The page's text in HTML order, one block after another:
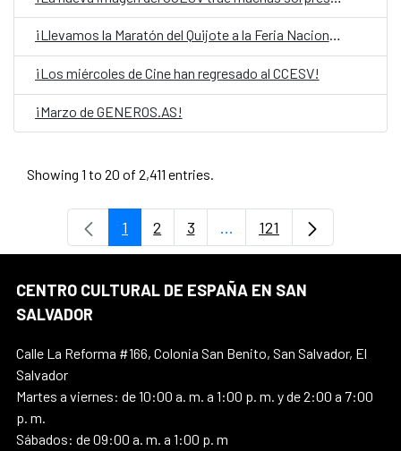
¡Llevamos la Maratón del Quijote a la Feria Nacional del libro!
¡Los miércoles de Cine han regresado al CCESV!
¡Marzo de GENEROS.AS!
Showing 1 to 20 of 2,411 entries.
Page
1 Page
2 Page
3 ...Intermediate Pages Use
Page
121
CENTRO CULTURAL DE ESPAÑA EN SAN
SALVADOR
Calle La Reforma #166, Colonia San Benito, San Salvador, El
Salvador
Martes a viernes: de 10:00 a. m. a 1:00 p. m. y de 2:00 a 7:00
p. m.
Sábados: de 09:00 a. m. a 1:00 p. m